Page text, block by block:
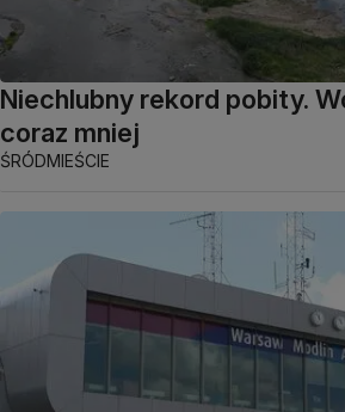
Niechlubny rekord pobity.
coraz mniej
ŚRÓDMIEŚCIE